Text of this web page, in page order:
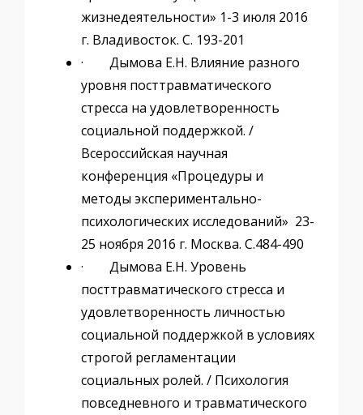
жизнедеятельности» 1-3 июля 2016
г. Владивосток. С. 193-201
· Дымова Е.Н. Влияние разного
уровня посттравматического
стресса на удовлетворенность
социальной поддержкой. /
Всероссийская научная
конференция «Процедуры и
методы экспериментально-
психологических исследований» 23-
25 ноября 2016 г. Москва. С.484-490
· Дымова Е.Н. Уровень
посттравматического стресса и
удовлетворенность личностью
социальной поддержкой в условиях
строгой регламентации
социальных ролей. / Психология
повседневного и травматического